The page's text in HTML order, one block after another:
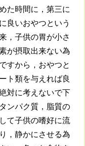
た時間に，第三に
良いおやつという
，子供の胃が小さ
が摂取出来ない為
すから，おやつと
ト類を与えれば良
対に考えないで下
ンパク質，脂質の
て子供の嗜好に流
，静かにさせる為